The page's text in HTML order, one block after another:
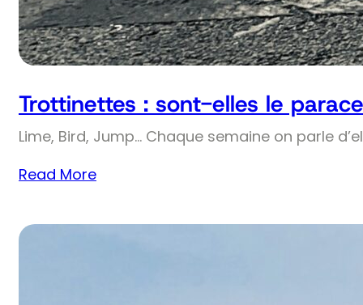
Trottinettes : sont-elles le
Lime, Bird, Jump… Chaque semaine on parle
Read More